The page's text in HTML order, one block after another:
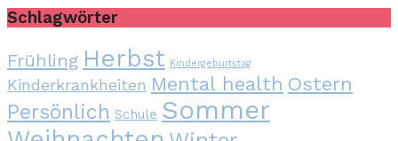
Schlagwörter
Frühling Herbst Kindergeburtstag
Kinderkrankheiten Mental health Ostern
Persönlich Schule Sommer